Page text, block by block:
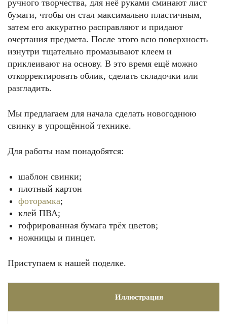
ручного творчества, для неё руками сминают лист
бумаги, чтобы он стал максимально пластичным,
затем его аккуратно расправляют и придают
очертания предмета. После этого всю поверхность
изнутри тщательно промазывают клеем и
приклеивают на основу. В это время ещё можно
откорректировать облик, сделать складочки или
разгладить.
Мы предлагаем для начала сделать новогоднюю
свинку в упрощённой технике.
Для работы нам понадобятся:
шаблон свинки;
плотный картон
фоторамка;
клей ПВА;
гофрированная бумага трёх цветов;
ножницы и пинцет.
Приступаем к нашей поделке.
Иллюстрация